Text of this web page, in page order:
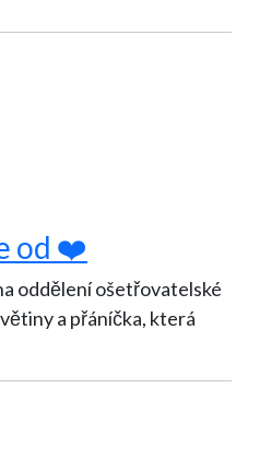
od ❤️
oddělení ošetřovatelské